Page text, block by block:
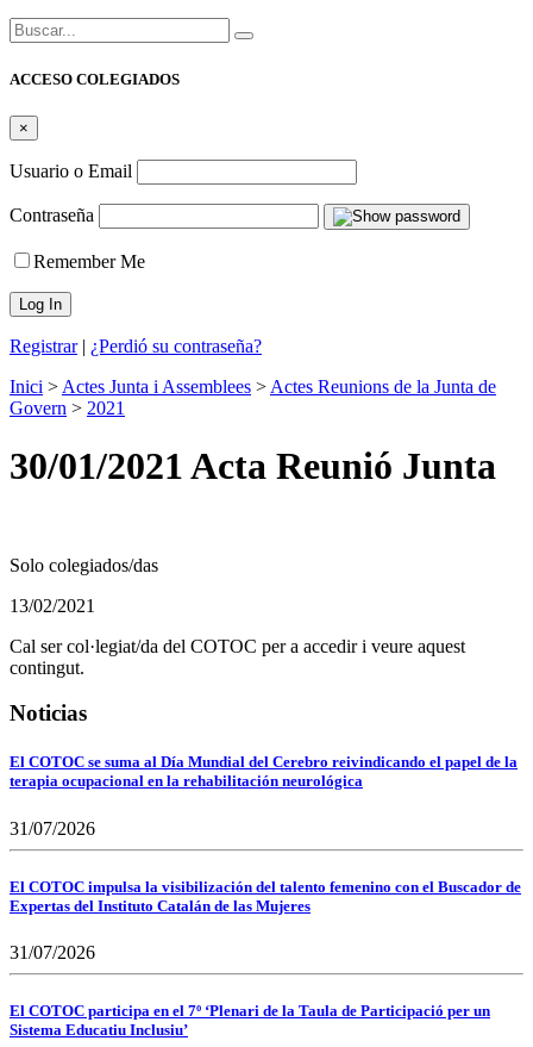
Buscar:
ACCESO COLEGIADOS
×
Usuario o Email
Contraseña
Remember Me
Registrar| ¿Perdió su contraseña?
Inici > Actes Junta i Assemblees > Actes Reunions de la Junta de
Govern > 2021
30/01/2021 Acta Reunió Junta
Solo colegiados/das
13/02/2021
Cal ser col·legiat/da del COTOC per a accedir i veure aquest
contingut.
Noticias
El COTOC se suma al Día Mundial del Cerebro reivindicando el papel de la
terapia ocupacional en la rehabilitación neurológica
31/07/2026
El COTOC impulsa la visibilización del talento femenino con el Buscador de
Expertas del Instituto Catalán de las Mujeres
31/07/2026
El COTOC participa en el 7º ‘Plenari de la Taula de Participació per un
Sistema Educatiu Inclusiu’